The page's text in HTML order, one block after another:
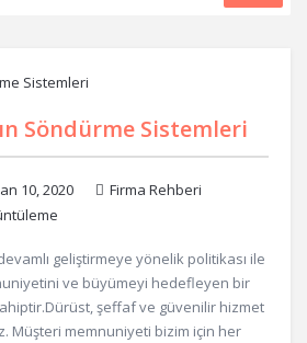
Söndürme Sistemleri
10, 2020
Firma Rehberi
geliştirmeye yönelik politikası ile
ve büyümeyi hedefleyen bir
şeffaf ve güvenilir hizmet
Müşteri memnuniyeti bizim için her